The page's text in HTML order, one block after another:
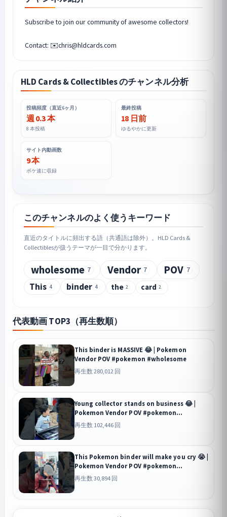
Subscribe to join our community of awesome collectors!
Contact: ✉️chris@hldcards.com
HLD Cards & Collectibles のチャンネル分析
投稿頻度（直近6ヶ月）
週 0.3 本
8 本投稿
最終投稿
18 日前
ゆるやかに更新
サイト内動画数
9 本
ポケ速に収録
このチャンネルのよく使うキーワード
直近のタイトルに頻出する語（共通語は除外）。HLD Cards &
Collectiblesが扱うテーマが一目で分かります。
wholesome 7 Vendor 7 POV 7
This 4 binder 4 the 2 card 2
代表動画 TOP3（再生数順）
This binder is MASSIVE 😂 | Pokemon
Vendor POV #pokemon #wholesome
再生数 280,012 回
Young collector stands on business 😂 |
Pokemon Vendor POV #pokemon
#wholesome
再生数 102,446 回
This Pokemon binder will make you cry 😭 |
Pokemon Vendor POV #pokemon
#wholesome
再生数 30,894 回